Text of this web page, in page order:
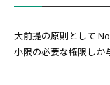
大前提の原則として
小限の必要な権限しか